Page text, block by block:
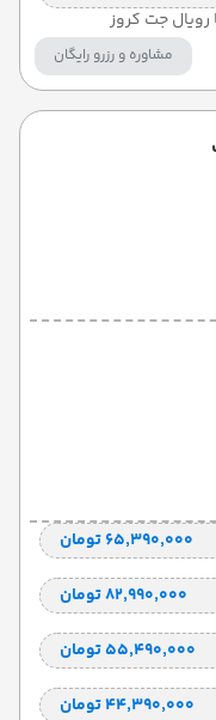
جت کروز
مشاوره و رزرو رایگان
۶۵٬۳۹۰٬۰۰۰ تومان
۸۲٬۹۹۰٬۰۰۰ تومان
۵۵٬۴۹۰٬۰۰۰ تومان
۴۴٬۳۹۰٬۰۰۰ تومان